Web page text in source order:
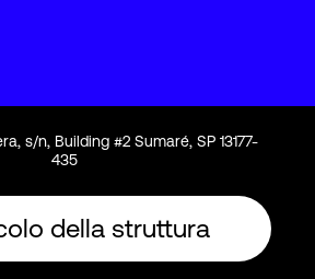
s/n, Building #2 Sumaré, SP 13177-
435
della struttura